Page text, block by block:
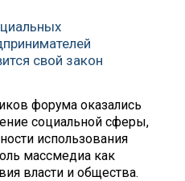
свой закон
форума оказались
социальной сферы,
использования
массмедиа как
власти и общества.